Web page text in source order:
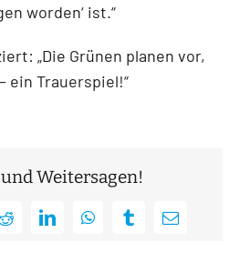
worden‘ ist.“
„Die Grünen planen vor,
ein Trauerspiel!“
Weitersagen!
RedditLinkedInWhatsAppTumblrE-